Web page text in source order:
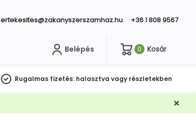
ertekesites@zakanyszerszamhaz.hu +36 1 808 9567
Belépés 0 Kosár
Rugalmas fizetés: halasztva vagy részletekben